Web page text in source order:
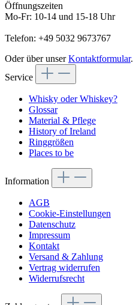
Öffnungszeiten
Mo-Fr: 10-14 und 15-18 Uhr
Telefon: +49 5032 9673767
Oder über unserKontaktformular.
Service
Whisky oder Whiskey?
Glossar
Material & Pflege
History of Ireland
Ringgrößen
Places to be
Information
AGB
Cookie-Einstellungen
Datenschutz
Impressum
Kontakt
Versand & Zahlung
Vertrag widerrufen
Widerrufsrecht